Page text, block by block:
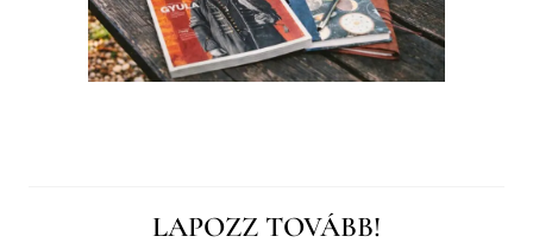
LAPOZZ TOVÁBB!